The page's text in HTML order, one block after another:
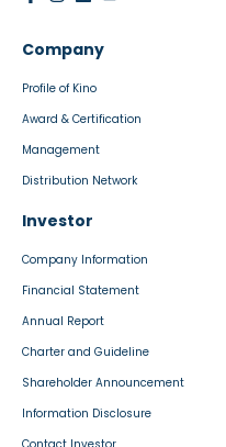
Company
Profile of Kino
Award & Certification
Management
Distribution Network
Investor
Company Information
Financial Statement
Annual Report
Charter and Guideline
Shareholder Announcement
Information Disclosure